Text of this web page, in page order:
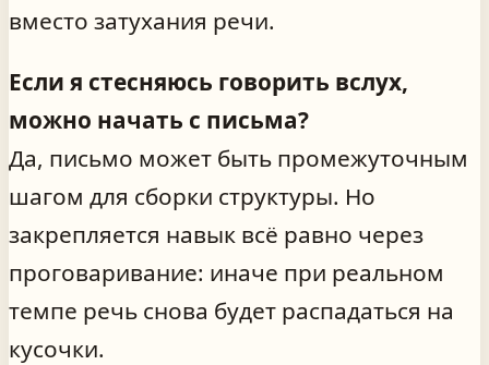
вместо затухания речи.
Если я стесняюсь говорить вслух,
можно начать с письма?
Да, письмо может быть промежуточным
шагом для сборки структуры. Но
закрепляется навык всё равно через
проговаривание: иначе при реальном
темпе речь снова будет распадаться на
кусочки.